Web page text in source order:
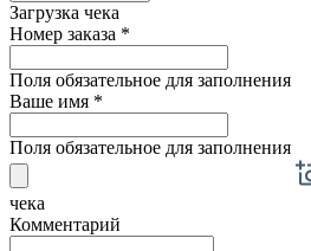
Загрузка чека
Номер заказа *
Поля обязательное для заполнения
Ваше имя *
Поля обязательное для заполнения
чека
Комментарий